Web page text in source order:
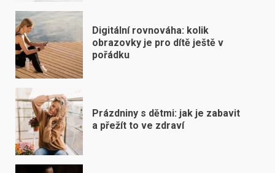
Digitální rovnováha: kolik
obrazovky je pro dítě ještě v
pořádku
Prázdniny s dětmi: jak je zabavit
a přežít to ve zdraví